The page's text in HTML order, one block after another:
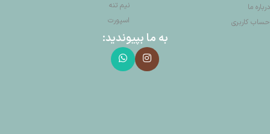
درباره ما
حساب کاربری
نیم تنه
اسپورت
به ما بپیوندید: